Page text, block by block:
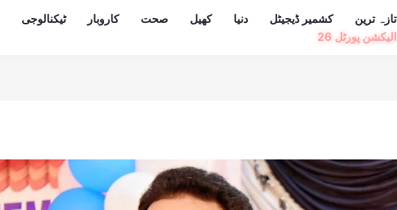
تازہ ترین کشمیر ڈیجیٹل دنیا کھیل صحت کاروبار ٹیکنالوجی
الیکشن پورٹل 26